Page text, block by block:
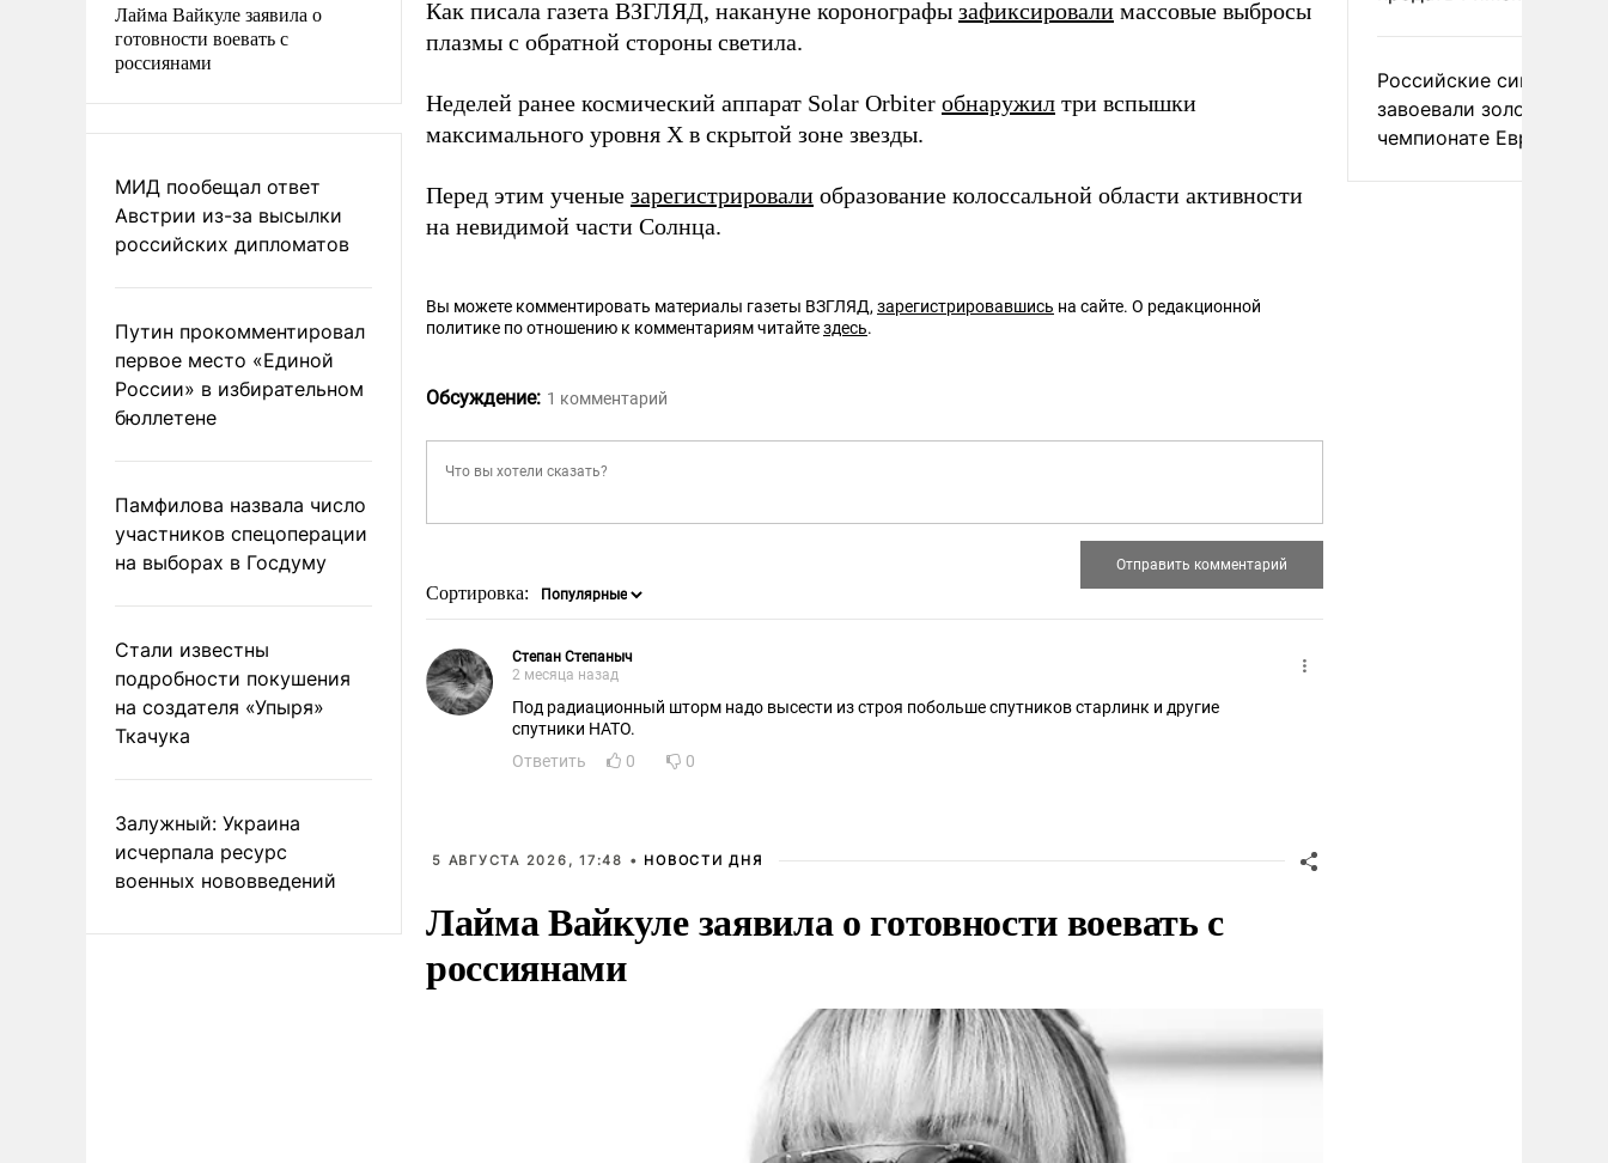
Лайма Вайкуле заявила о
готовности воевать с
россиянами
МИД пообещал ответ
Австрии из-за высылки
российских дипломатов
Путин прокомментировал
первое место «Единой
России» в избирательном
бюллетене
Памфилова назвала число
участников спецоперации
на выборах в Госдуму
Стали известны
подробности покушения
на создателя «Упыря»
Ткачука
Залужный: Украина
исчерпала ресурс
военных нововведений
Как писала газета ВЗГЛЯД, накануне коронографы зафиксировали массовые выбросы
плазмы с обратной стороны светила.
Неделей ранее космический аппарат Solar Orbiter обнаружил три вспышки
максимального уровня X в скрытой зоне звезды.
Перед этим ученые зарегистрировали образование колоссальной области активности
на невидимой части Солнца.
Вы можете комментировать материалы газеты ВЗГЛЯД, зарегистрировавшись на сайте. О редакционной
политике по отношению к комментариям читайтездесь.
Обсуждение: 1 комментарий
Сортировка:
Степан Степаныч
2 месяца назад
Под радиационный шторм надо высести из строя побольше спутников старлинк и другие
спутники НАТО.
Ответить
0 0
5 АВГУСТА 2026, 17:48 • НОВОСТИ ДНЯ
Лайма Вайкуле заявила о готовности воевать с
россиянами
Российские
завоевали золото на
чемпионате Европы